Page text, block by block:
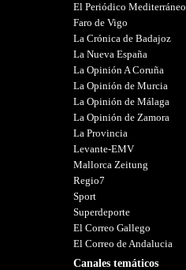
El Periódico Mediterráneo
Faro de Vigo
La Crónica de Badajoz
La Nueva España
La Opinión A Coruña
La Opinión de Murcia
La Opinión de Málaga
La Opinión de Zamora
La Provincia
Levante-EMV
Mallorca Zeitung
Regio7
Sport
Superdeporte
El Correo Gallego
El Correo de Andalucia
Canales temáticos